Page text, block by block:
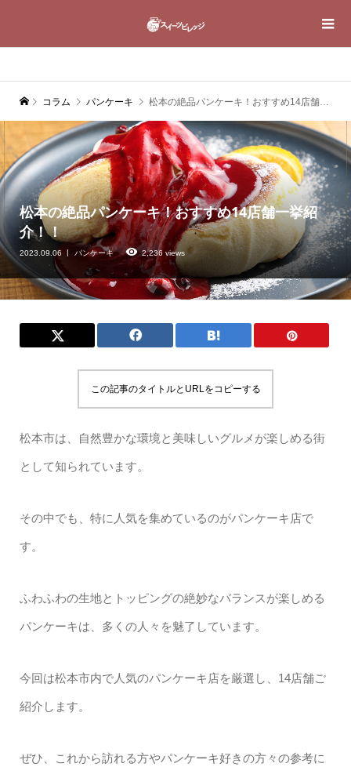
コラム パンケーキ 松本の絶品パンケーキ！おすすめ14店舗一挙紹介！！
松本の絶品パンケーキ！おすすめ14店舗一挙紹
介！！
2023.09.06 パンケーキ 2,236 views
この記事のタイトルとURLをコピーする
松本市は、自然豊かな環境と美味しいグルメが楽しめる街
として知られています。
その中でも、特に人気を集めているのがパンケーキ店で
す。
ふわふわの生地とトッピングの絶妙なバランスが楽しめる
パンケーキは、多くの人々を魅了しています。
今回は松本市内で人気のパンケーキ店を厳選し、14店舗ご
紹介します。
ぜひ、これから訪れる方やパンケーキ好きの方々の参考に